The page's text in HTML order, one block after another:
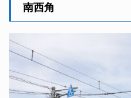
南西角